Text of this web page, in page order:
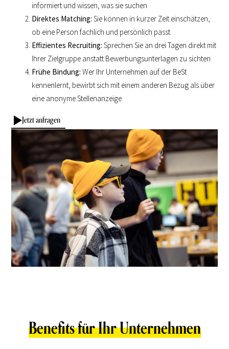
informiert und wissen, was sie suchen
Direktes Matching:Sie können in kurzer Zeit einschätzen,
ob eine Person fachlich und persönlich passt
Effizientes Recruiting:Sprechen Sie an drei Tagen direkt mit
Ihrer Zielgruppe anstatt Bewerbungsunterlagen zu sichten
Frühe Bindung:Wer Ihr Unternehmen auf der BeSt
kennenlernt, bewirbt sich mit einem anderen Bezug als über
eine anonyme Stellenanzeige
Jetzt anfragen
Benefits für Ihr Unternehmen